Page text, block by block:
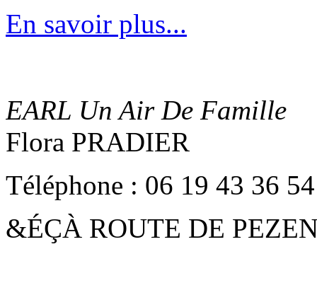
En savoir plus...
EARL Un Air De Famille
Flora PRADIER
Téléphone : 06 19 43 36 54
&ÉÇÀ ROUTE DE